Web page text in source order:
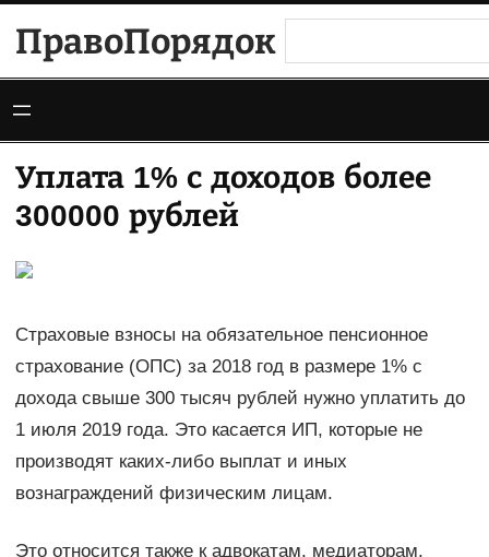
содержимому
ПравоПорядок
Уплата 1% с доходов более
300000 рублей
Страховые взносы на обязательное пенсионное
страхование (ОПС) за 2018 год в размере 1% с
дохода свыше 300 тысяч рублей нужно уплатить до
1 июля 2019 года. Это касается ИП, которые не
производят каких-либо выплат и иных
вознаграждений физическим лицам.
Это относится также к адвокатам, медиаторам,